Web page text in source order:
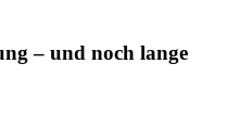
– und noch lange